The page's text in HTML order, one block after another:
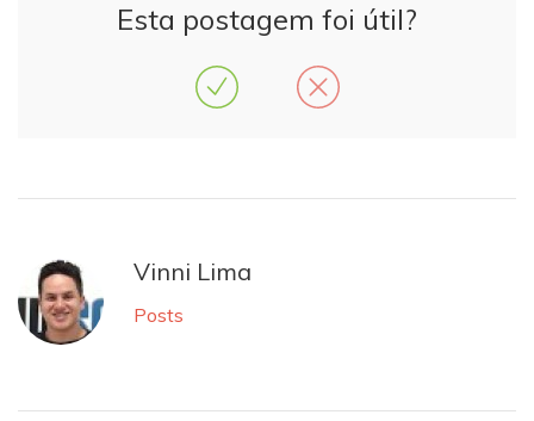
Esta postagem foi útil?
Vinni Lima
Posts